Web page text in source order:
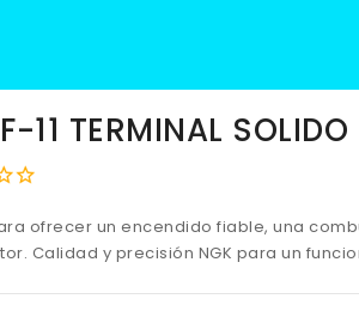
11 TERMINAL SOLIDO
ofrecer un encendido fiable, una
Calidad y precisión NGK para un